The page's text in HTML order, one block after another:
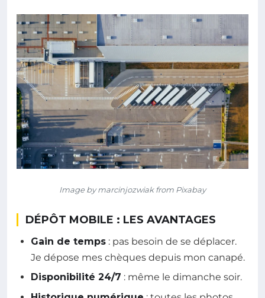
Image by marcinjozwiak from Pixabay
DÉPÔT MOBILE : LES AVANTAGES
Gain de temps : pas besoin de se déplacer.
Je dépose mes chèques depuis mon canapé.
Disponibilité 24/7 : même le dimanche soir.